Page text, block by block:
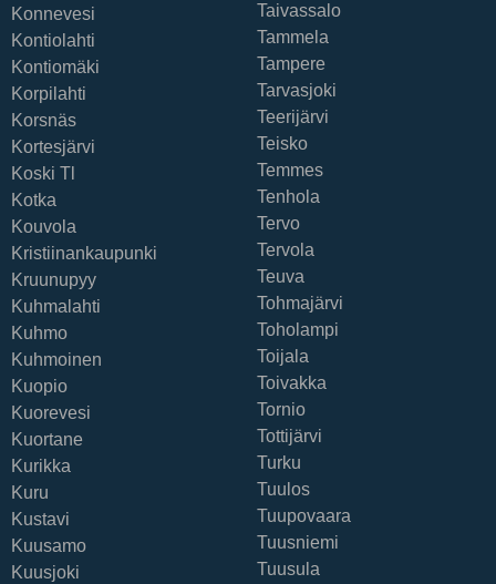
Konnevesi
Kontiolahti
Kontiomäki
Korpilahti
Korsnäs
Kortesjärvi
Koski Tl
Kotka
Kouvola
Kristiinankaupunki
Kruunupyy
Kuhmalahti
Kuhmo
Kuhmoinen
Kuopio
Kuorevesi
Kuortane
Kurikka
Kuru
Kustavi
Kuusamo
Kuusjoki
Taivassalo
Tammela
Tampere
Tarvasjoki
Teerijärvi
Teisko
Temmes
Tenhola
Tervo
Tervola
Teuva
Tohmajärvi
Toholampi
Toijala
Toivakka
Tornio
Tottijärvi
Turku
Tuulos
Tuupovaara
Tuusniemi
Tuusula